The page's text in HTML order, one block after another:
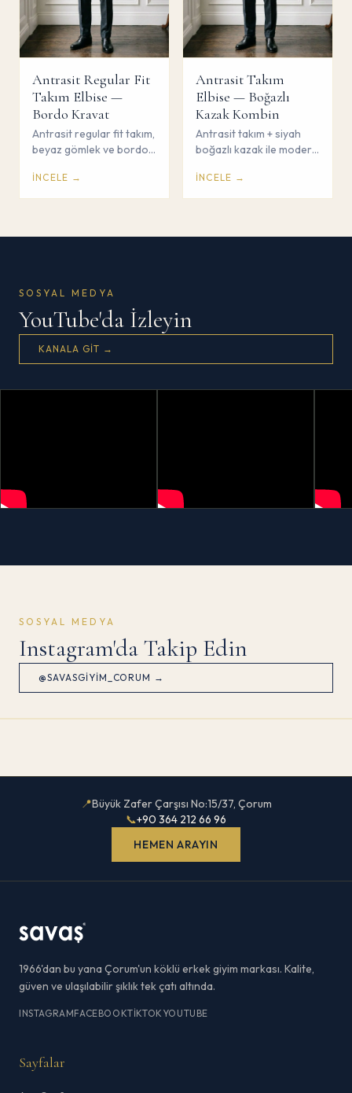
Antrasit Regular Fit
Takım Elbise —
Bordo Kravat
Antrasit regular fit takım,
beyaz gömlek ve bordo
profesyonel duruş.
Çorum Savaş Giyim.
İNCELE →
Antrasit Takım
Elbise — Boğazlı
Kazak Kombin
Antrasit takım + siyah
boğazlı kazak ile modern
ve kravat yok. Çorum
Savaş Giyim.
İNCELE →
SOSYAL MEDYA
YouTube'da İzleyin
KANALA GIT →
SOSYAL MEDYA
Instagram'da Takip Edin
@SAVASGIYIM_CORUM →
📍Büyük Zafer Çarşısı No:15/37, Çorum
📞+90 364 212 66 96
HEMEN ARAYIN
1966'dan bu yana Çorum'un köklü erkek giyim markası. Kalite,
güven ve ulaşılabilir şıklık tek çatı altında.
INSTAGRAMFACEBOOKTIKTOK YOUTUBE
Sayfalar